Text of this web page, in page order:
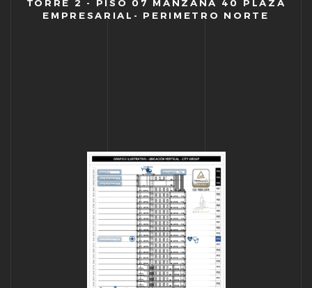
TORRE 2 - PISO 07 MANZANA 40 PLAZA
EMPRESARIAL- PERIMETRO NORTE